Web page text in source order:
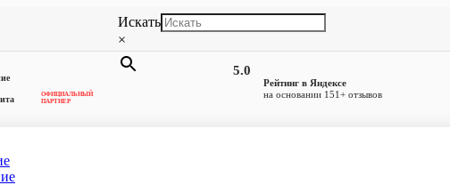
Искать
×
ОФИЦИАЛЬНЫЙ
ПАРТНЕР
5.0
Рейтинг в Яндексе
на основании 151+ отзывов